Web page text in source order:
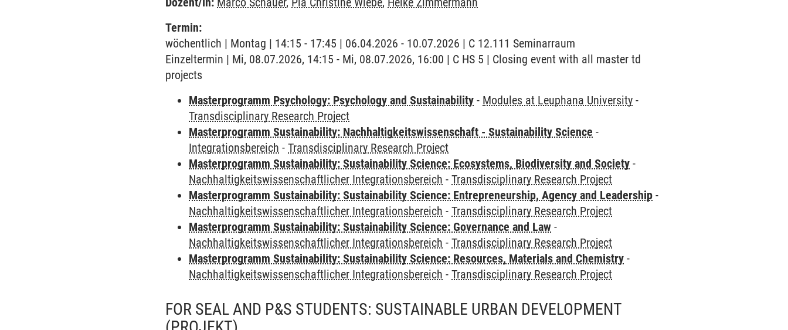
Termin:
wöchentlich | Montag | 14:15 - 17:45 | 06.04.2026 - 10.07.2026 | C 12.111 Seminarraum
Einzeltermin | Mi, 08.07.2026, 14:15 - Mi, 08.07.2026, 16:00 | C HS 5 | Closing event with all master td
projects
Masterprogramm Psychology: Psychology and Sustainability - Modules at Leuphana University -
Transdisciplinary Research Project
Masterprogramm Sustainability: Nachhaltigkeitswissenschaft - Sustainability Science -
Integrationsbereich -Transdisciplinary Research Project
Masterprogramm Sustainability: Sustainability Science: Ecosystems, Biodiversity and Society -
Nachhaltigkeitswissenschaftlicher Integrationsbereich -Transdisciplinary Research Project
Masterprogramm Sustainability: Sustainability Science: Entrepreneurship, Agency and Leadership -
Nachhaltigkeitswissenschaftlicher Integrationsbereich -Transdisciplinary Research Project
Masterprogramm Sustainability: Sustainability Science: Governance and Law -
Nachhaltigkeitswissenschaftlicher Integrationsbereich -Transdisciplinary Research Project
Masterprogramm Sustainability: Sustainability Science: Resources, Materials and Chemistry -
Nachhaltigkeitswissenschaftlicher Integrationsbereich -Transdisciplinary Research Project
FOR SEAL AND P&S STUDENTS: SUSTAINABLE URBAN DEVELOPMENT